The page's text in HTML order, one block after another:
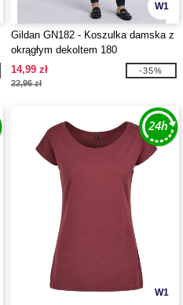
W1
Gildan GN182 - Koszulka damska z
okrągłym dekoltem 180
14,99 zł
22,96 zł
-35%
W1